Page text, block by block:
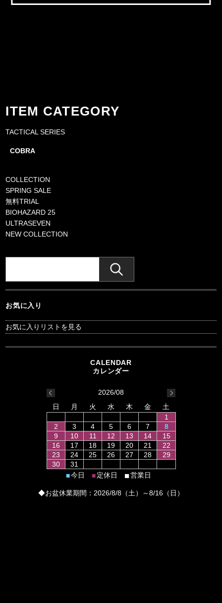
ITEM CATEGORY
TACTICAL SERIES
COBRA
COLLECTION
SPRING SALE
無料TRIAL
BIOHAZARD 25
ULTRASEVEN
NEW COLLECTION
お気に入り
お気に入りリストを見る
2026/08
日
月 火 水 木 金
土
1
2
3 4 5 6 7
8
9
10 11 12 13 14
15
16
17 18 19 20 21
22
23
24 25 26 27 28
29
30
31
■今日 ■定休日 ■営業日
◆お盆休業期間：2026/8/8（土）～8/16（日）